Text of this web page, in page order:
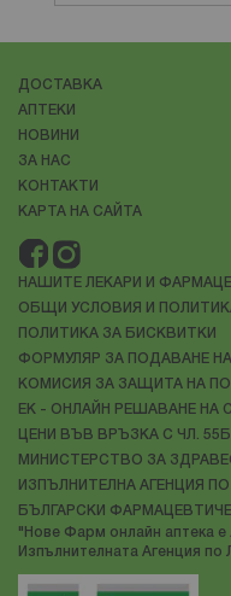
ДОСТАВКА
АПТЕКИ
НОВИНИ
ЗА НАС
КОНТАКТИ
КАРТА НА САЙТА
НАШИТЕ ЛЕКАРИ И
ОБЩИ УСЛОВИЯ И
ПОЛИТИКА ЗА БИСКВИТКИ
ФОРМУЛЯР ЗА ПОДАВАНЕ
КОМИСИЯ ЗА ЗАЩИТА НА
ЕК - ОНЛАЙН РЕШАВАНЕ НА
ЦЕНИ ВЪВ ВРЪЗКА С ЧЛ.
МИНИСТЕРСТВО ЗА
ИЗПЪЛНИТЕЛНА АГЕНЦИЯ
БЪЛГАРСКИ
"Нове Фарм онлайн аптека е
Изпълнителната Агенция по